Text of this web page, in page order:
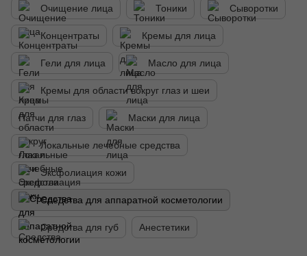
Очищение лица Тоники Сыворотки
Концентраты Кремы для лица
Гели для лица Масло для лица
Кремы для области вокруг глаз и шеи
Патчи для глаз Маски для лица
Локальные лечебные средства
Эксфолиация кожи
Средства для аппаратной косметологии
Средства для губ Анестетики